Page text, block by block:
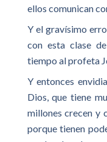
ellos comunican
Y el gravísimo
con esta clase
tiempo al profeta
Y entonces
Dios, que tiene
millones crecen y
porque tienen